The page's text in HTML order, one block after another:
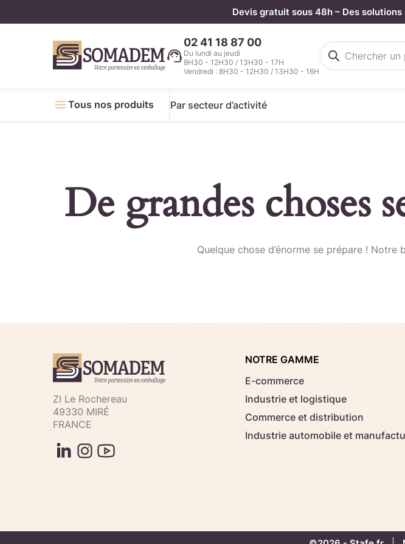
Devis gratuit sous 48h – Des
02 41 18 87 00
Du lundi au jeudi
8H30 - 12H30 / 13H30 - 17H
Vendredi : 8H30 - 12H30 / 13H30 - 16H
de
Tous nos produits Par secteur d’activité
De grandes choses
Quelque chose d’énorme se prépare !
ZI Le Rochereau
49330 MIRÉ
FRANCE
NOTRE GAMME
E-commerce
Industrie et logistique
Commerce et distribution
Industrie automobile et